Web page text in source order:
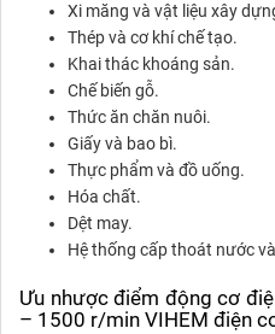
Xi măng và vật liệu xây
Thép và cơ khí chế tạo.
Khai thác khoáng sản.
Chế biến gỗ.
Thức ăn chăn nuôi.
Giấy và bao bì.
Thực phẩm và đồ uống.
Hóa chất.
Dệt may.
Hệ thống cấp thoát nước
Ưu nhược điểm động cơ
– 1500 r/min VIHEM điện